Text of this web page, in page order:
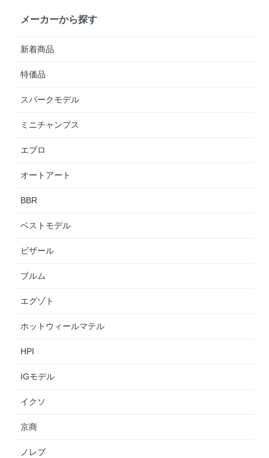
メーカーから探す
新着商品
特価品
スパークモデル
ミニチャンプス
エブロ
オートアート
BBR
ベストモデル
ビザール
ブルム
エグゾト
ホットウィールマテル
HPI
IGモデル
イクソ
京商
ノレブ